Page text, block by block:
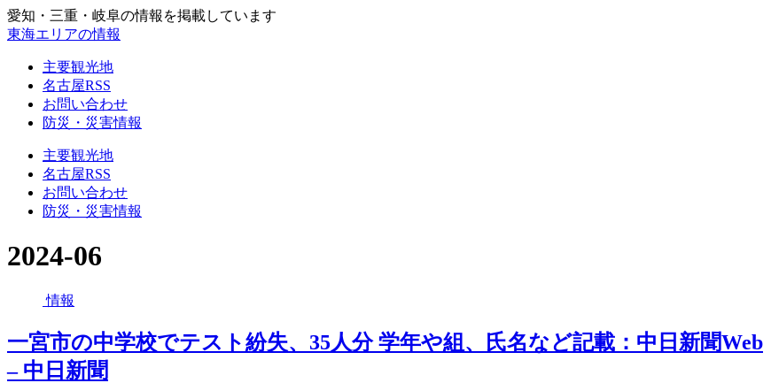
愛知・三重・岐阜の情報を掲載しています
東海エリアの情報
主要観光地
名古屋RSS
お問い合わせ
防災・災害情報
主要観光地
名古屋RSS
お問い合わせ
防災・災害情報
2024-06
情報
一宮市の中学校でテスト紛失、35人分 学年や組、氏名など記載：中日新聞Web
– 中日新聞